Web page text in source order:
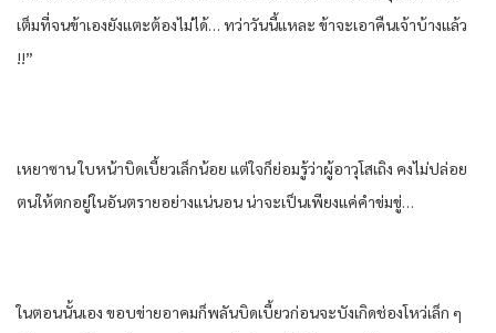
เต็มที่​จน​ข้า​เอง​ยัง​แตะต้อง​ไม่ได้​… ทว่า​วัน​นี้แหละ​ ข้า​จะเอาคืน​เจ้าบ้าง​แล้ว​
!!”
เหยา​ซาน​ ใบหน้า​บิดเบี้ยว​เล็กน้อย​ แต่​ใจก็​ย่อม​รู้​ว่า​ผู้อาวุโส​เถิง คง​ไม่ปล่อย​
ตน​ให้​ตกอยู่ในอันตราย​อย่าง​แน่นอน​ น่าจะเป็น​เพียงแค่​คำ​ข่มขู่​…
ใน​ตอนนั้น​เอง​ ขอบข่าย​อาคม​ก็​พลัน​บิดเบี้ยว​ก่อน​จะบังเกิด​ช่องโหว่​เล็ก​ ๆ